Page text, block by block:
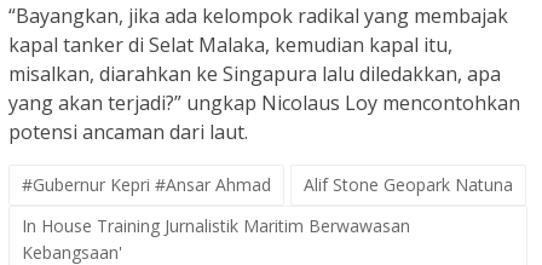
“Bayangkan, jika ada kelompok radikal yang membajak
kapal tanker di Selat Malaka, kemudian kapal itu,
misalkan, diarahkan ke Singapura lalu diledakkan, apa
yang akan terjadi?” ungkap Nicolaus Loy mencontohkan
potensi ancaman dari laut.
#Gubernur Kepri #Ansar Ahmad
Alif Stone Geopark Natuna
In House Training Jurnalistik Maritim Berwawasan
Kebangsaan'